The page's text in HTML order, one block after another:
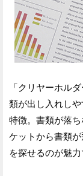
「クリヤーホル
類が出し入れし
特徴。書類が落
ケットから書類
を探せるのが魅力